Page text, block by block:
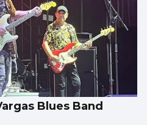
aún no convence del
Blues Band